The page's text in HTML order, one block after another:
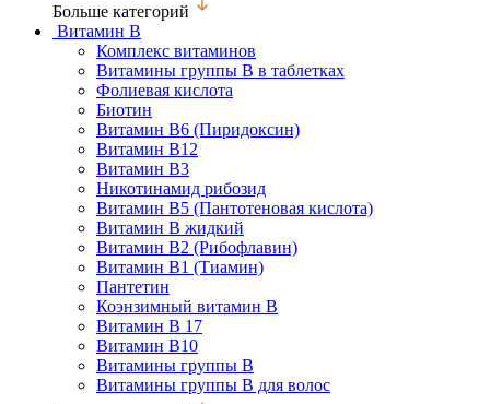
Больше категорий
Витамин В
Комплекс витаминов
Витамины группы В в таблетках
Фолиевая кислота
Биотин
Витамин В6 (Пиридоксин)
Витамин В12
Витамин В3
Никотинамид рибозид
Витамин В5 (Пантотеновая кислота)
Витамин В жидкий
Витамин В2 (Рибофлавин)
Витамин В1 (Тиамин)
Пантетин
Коэнзимный витамин В
Витамин В 17
Витамин В10
Витамины группы В
Витамины группы В для волос